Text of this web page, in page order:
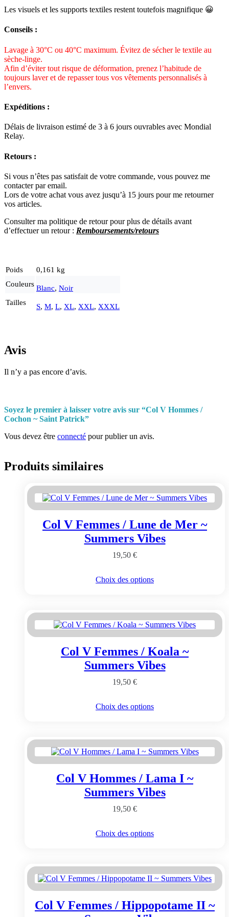
Les visuels et les supports textiles restent toutefois magnifique 😀
Conseils :
Lavage à 30°C ou 40°C maximum. Évitez de sécher le textile au
sèche-linge.
Afin d’éviter tout risque de déformation, prenez l’habitude de
toujours laver et de repasser tous vos vêtements personnalisés à
l’envers.
Expéditions :
Délais de livraison estimé de 3 à 6 jours ouvrables avec Mondial
Relay.
Retours :
Si vous n’êtes pas satisfait de votre commande, vous pouvez me
contacter par email.
Lors de votre achat vous avez jusqu’à 15 jours pour me retourner
vos articles.
Consulter ma politique de retour pour plus de détails avant
d’effectuer un retour : Remboursements/retours
Poids
0,161 kg
Couleurs Blanc, Noir
Tailles
S, M, L, XL, XXL, XXXL
Avis
Il n’y a pas encore d’avis.
Soyez le premier à laisser votre avis sur “Col V Hommes /
Cochon ~ Saint Patrick”
Vous devez être connecté pour publier un avis.
Produits similaires
Col V Femmes / Lune de Mer ~
Summers Vibes
19,50 €
Choix des options
Ce
Les
être
choisies
sur
la
produit
Col V Femmes / Koala ~
Summers Vibes
19,50 €
Choix des options
Ce
Les
être
choisies
sur
la
produit
Col V Hommes / Lama I ~
Summers Vibes
19,50 €
Choix des options
Ce
Les
être
Col V Femmes / Hippopotame II ~